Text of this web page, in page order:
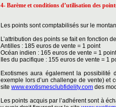
4- Barème et conditions d’utilisation des
Les points sont comptabilisés sur le
L’attribution des points se fait en fonction
Antilles : 185 euros de vente = 1 point
Océan indien : 165 euros de vente = 1 point
Iles du pacifique : 155 euros de vente = 1
Exotismes aura également la possibilité
exemple lors d’un challenge de vente) et
site www.exotismesclubfidelity.com des
Les points acquis par l’adhérent sont à